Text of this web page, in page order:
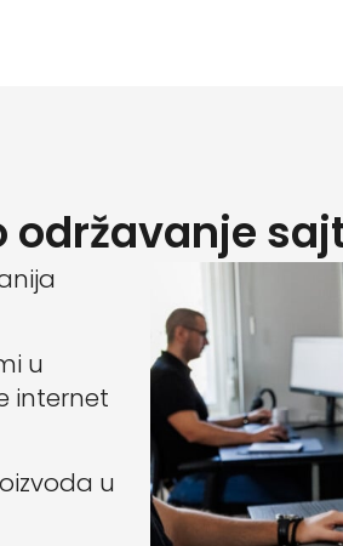
održavanje
u
internet
u